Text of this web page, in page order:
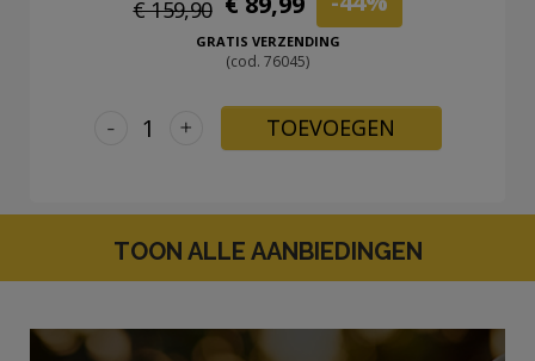
€ 159,90
GRATIS VERZENDING
(cod. 76045)
+
- TOEVOEGEN
TOON ALLE AANBIEDINGEN